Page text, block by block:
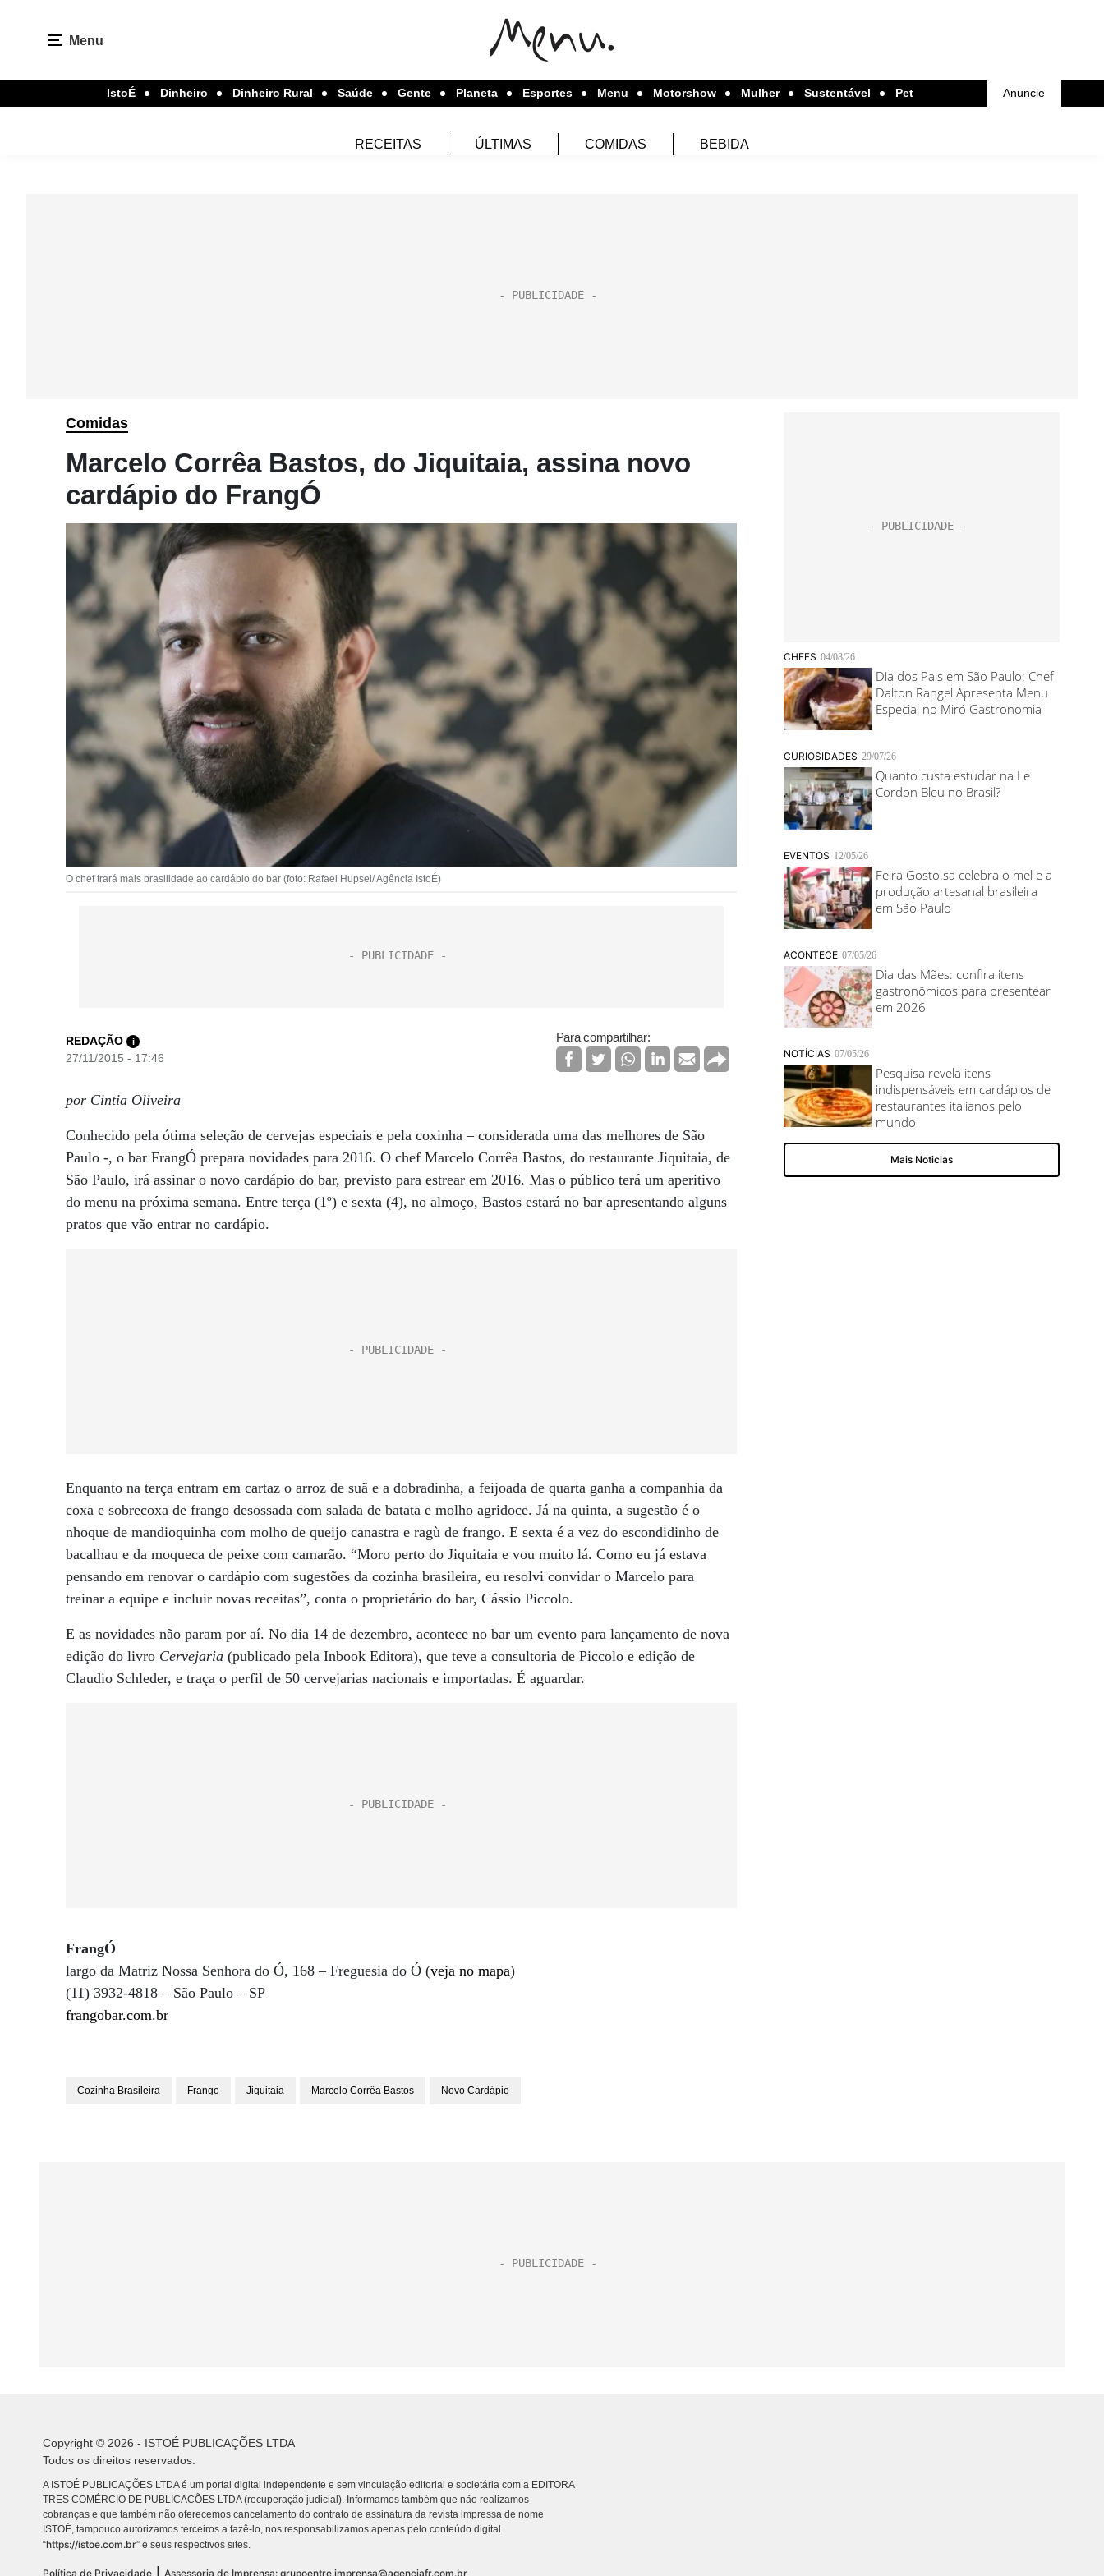
Menu
IstoÉ Dinheiro Dinheiro Rural Saúde Gente Planeta Esportes Menu Motorshow Mulher Sustentável Pet Anuncie
RECEITAS ÚLTIMAS COMIDAS BEBIDA
Comidas
Marcelo Corrêa Bastos, do Jiquitaia, assina novo
cardápio do FrangÓ
O chef trará mais brasilidade ao cardápio do bar (foto: Rafael Hupsel/ Agência IstoÉ)
REDAÇÃO i
27/11/2015 - 17:46
Para compartilhar:
por Cintia Oliveira
Conhecido pela ótima seleção de cervejas especiais e pela coxinha – considerada uma das melhores de São
Paulo -, o bar FrangÓ prepara novidades para 2016. O chef Marcelo Corrêa Bastos, do restaurante Jiquitaia, de
São Paulo, irá assinar o novo cardápio do bar, previsto para estrear em 2016. Mas o público terá um aperitivo
do menu na próxima semana. Entre terça (1º) e sexta (4), no almoço, Bastos estará no bar apresentando alguns
pratos que vão entrar no cardápio.
Enquanto na terça entram em cartaz o arroz de suã e a dobradinha, a feijoada de quarta ganha a companhia da
coxa e sobrecoxa de frango desossada com salada de batata e molho agridoce. Já na quinta, a sugestão é o
nhoque de mandioquinha com molho de queijo canastra e ragù de frango. E sexta é a vez do escondidinho de
bacalhau e da moqueca de peixe com camarão. “Moro perto do Jiquitaia e vou muito lá. Como eu já estava
pensando em renovar o cardápio com sugestões da cozinha brasileira, eu resolvi convidar o Marcelo para
treinar a equipe e incluir novas receitas”, conta o proprietário do bar, Cássio Piccolo.
E as novidades não param por aí. No dia 14 de dezembro, acontece no bar um evento para lançamento de nova
edição do livro Cervejaria (publicado pela Inbook Editora), que teve a consultoria de Piccolo e edição de
Claudio Schleder, e traça o perfil de 50 cervejarias nacionais e importadas. É aguardar.
FrangÓ
largo da Matriz Nossa Senhora do Ó, 168 – Freguesia do Ó (veja no mapa)
(11) 3932-4818 – São Paulo – SP
frangobar.com.br
Cozinha Brasileira Frango Jiquitaia Marcelo Corrêa Bastos Novo Cardápio
Copyright © 2026 - ISTOÉ PUBLICAÇÕES LTDA
Todos os direitos reservados.
A ISTOÉ PUBLICAÇÕES LTDA é um portal digital independente e sem vinculação editorial e societária com a EDITORA
TRES COMÉRCIO DE PUBLICACÕES LTDA (recuperação judicial). Informamos também que não realizamos
cobranças e que também não oferecemos cancelamento do contrato de assinatura da revista impressa de nome
ISTOÉ, tampouco autorizamos terceiros a fazê-lo, nos responsabilizamos apenas pelo conteúdo digital
“https://istoe.com.br” e seus respectivos sites.
Política de Privacidade Assessoria de Imprensa: grupoentre.imprensa@agenciafr.com.br